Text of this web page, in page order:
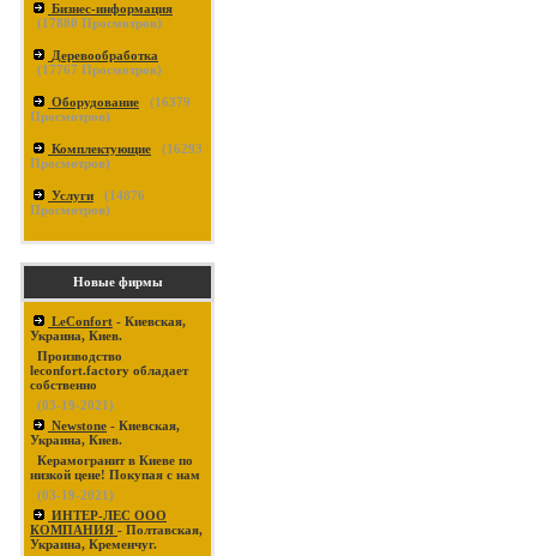
Бизнес-информация
(17880 Просмотров)
Деревообработка
(17767 Просмотров)
Оборудование (16379
Просмотров)
Комплектующие (16293
Просмотров)
Услуги (14876
Просмотров)
Новые фирмы
LeConfort - Киевская,
Украина, Киев.
Производство
leconfort.factory обладает
собственно
(03-19-2021)
Newstone - Киевская,
Украина, Киев.
Керамогранит в Киеве по
низкой цене! Покупая с нам
(03-19-2021)
ИНТЕР-ЛЕС ООО
КОМПАНИЯ - Полтавская,
Украина, Кременчуг.